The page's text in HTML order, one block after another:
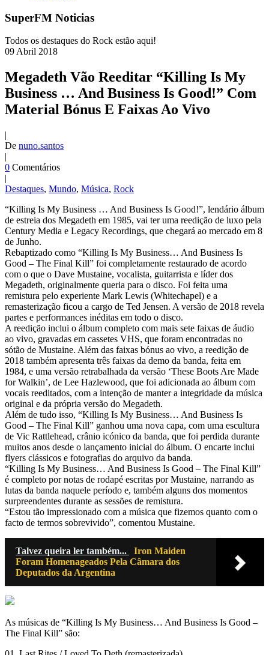
SuperFM Noticias
Todos os destaques do Rock estão aqui!
09Abril 2018
Megadeth Vão Reeditar “Killing Is My
Business … And Business Is Good!” Com
Material Bónus E Faixas Ao Vivo
|
De nuno.santos
|
0 Comentários
|
Destaques, Mundo, Música, Rock
“Killing Is My Business … And Business Is Good!”, lendário álbum
de estreia dos Megadeth em 1985, vai ter uma reedição de luxo pela
Century Media e Legacy Recordings, que chegará ao mercado em 8
de Junho.
Rebaptizado como “Killing Is My Business… And Business Is
Good – The Final Kill” foi completamente restaurado de acordo
com o que o Dave Mustaine, vocalista, guitarrista e líder dos
Megadeth, originalmente queria para o disco. Foi feita uma
remistura pelo experiente Mark Lewis (Whitechapel) e a
remasterização ficou a cargo de Ted Jensen. A versão de 2018 revela
partes e performances inéditas em todo o disco.
A reedição inclui o álbum completo com mais sete faixas de áudio
ao vivo, gravadas em cassetes VHS, que foram encontradas no
sótão de Mustaine. Além das faixas bónus ao vivo, a reedição de
2018 também apresenta três faixas da demo da banda, feita em
1984, e uma versão retrabalhada da versão ‘These Boots Are Made
for Walkin’, de Lee Hazlewood, que foi adicionada ao álbum com
vocais reeditados, com a intenção de manter a integridade da música
original e da própria versão do Megadeth.
Além de tudo isso, “Killing Is My Business… And Business Is
Good – The Final Kill” ganhou uma nova capa, com uma escultura
de Vic Rattlehead, crânio icónico da banda, que foi perdida durante
muitos anos desde o lançamento inicial do álbum. O encarte inclui
flyers clássicos e fotografias do arquivo da banda.
“Killing Is My Business… And Business Is Good – The Final Kill”
é completo por notas de rodapé escritas por Mustaine, narrando as
lutas da banda naquele período e, também alguns dos momentos
surpreendentes durante as sessões de remistura.
“Estou tão impressionado com a música que fizemos quanto com o
facto de termos sobrevivido”, comentou Mustaine.
Talvez queira ler também...
Iron Maiden
Foram Homenageados Pela Câmara dos
Deputados da Argentina
As músicas de “Killing Is My Business… And Business Is Good –
The Final Kill” são: